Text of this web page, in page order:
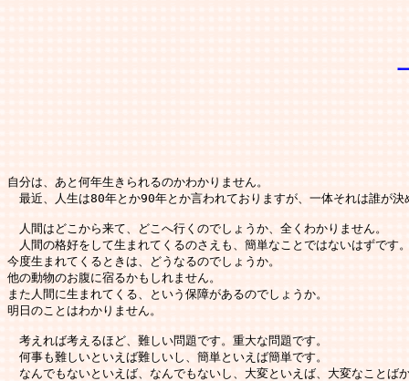
自分は、あと何年生きられるのかわかりません。
最近、人生は80年とか90年とか言われておりますが、一体それは誰が決
人間はどこから来て、どこへ行くのでしょうか、全くわかりません。
人間の格好をして生まれてくるのさえも、簡単なことではないはずです
今度生まれてくるときは、どうなるのでしょうか。
他の動物のお腹に宿るかもしれません。
また人間に生まれてくる、という保障があるのでしょうか。
明日のことはわかりません。
考えれば考えるほど、難しい問題です。重大な問題です。
何事も難しいといえば難しいし、簡単といえば簡単です。
なんでもないといえば、なんでもないし、大変といえば、大変なことば